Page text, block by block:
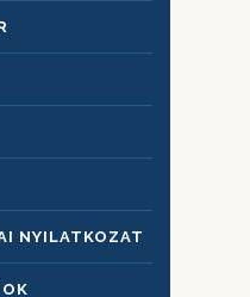
NYILATKOZAT